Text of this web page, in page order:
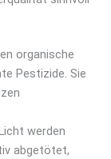
organische
Pestizide. Sie
werden
abgetötet,